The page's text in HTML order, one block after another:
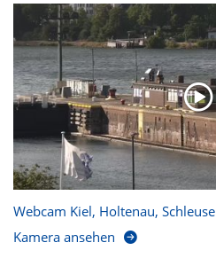
Webcam Kiel, Holtenau, Schleuse
Kamera ansehen